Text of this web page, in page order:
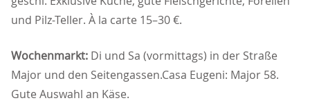
und Pilz-Teller. À la carte 15–30 €.
Wochenmarkt: Di und Sa (vormittags) in der Straße
Major und den Seitengassen.Casa Eugeni: Major 58.
Gute Auswahl an Käse.